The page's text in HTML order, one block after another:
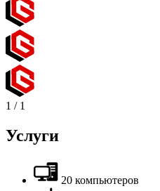
1 / 1
Услуги
20 компьютеров